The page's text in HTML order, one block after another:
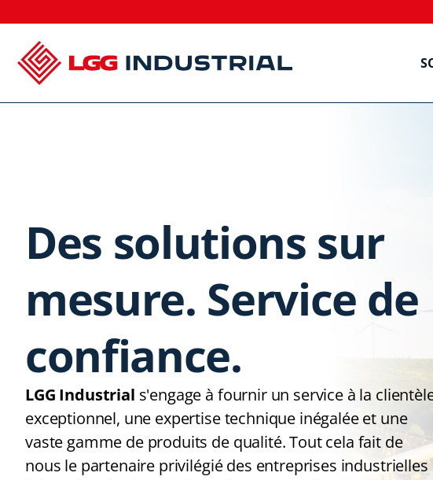
Des solutions sur
mesure. Service de
confiance.
LGG Industrial s'engage à fournir un service à la
exceptionnel, une expertise technique inégalée et une
vaste gamme de produits de qualité. Tout cela fait de
nous le partenaire privilégié des entreprises industrielles